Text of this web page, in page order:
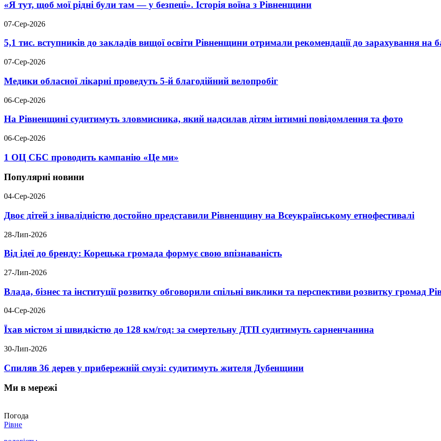
«Я тут, щоб мої рідні були там — у безпеці». Історія воїна з Рівненщини
07-Сер-2026
5,1 тис. вступників до закладів вищої освіти Рівненщини отримали рекомендації до зарахування на
07-Сер-2026
Медики обласної лікарні проведуть 5-й благодійний велопробіг
06-Сер-2026
На Рівненщині судитимуть зловмисника, який надсилав дітям інтимні повідомлення та фото
06-Сер-2026
1 ОЦ СБС проводить кампанію «Це ми»
Популярні новини
04-Сер-2026
Двоє дітей з інвалідністю достойно представили Рівненщину на Всеукраїнському етнофестивалі
28-Лип-2026
Від ідеї до бренду: Корецька громада формує свою впізнаваність
27-Лип-2026
Влада, бізнес та інституції розвитку обговорили спільні виклики та перспективи розвитку громад
04-Сер-2026
Їхав містом зі швидкістю до 128 км/год: за смертельну ДТП судитимуть сарненчанина
30-Лип-2026
Спиляв 36 дерев у прибережній смузі: судитимуть жителя Дубенщини
Ми в мережі
Погода
Рівне